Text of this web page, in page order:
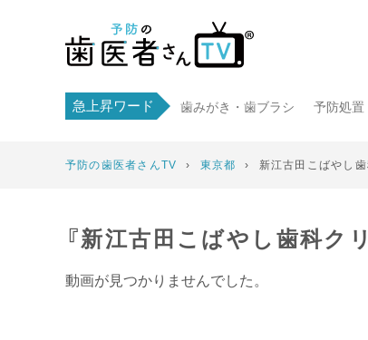
急上昇ワード 歯みがき・歯ブラシ 予防処置
予防の歯医者さんTV › 東京都 › 新江古田こばやし
『新江古田こばやし歯科ク
動画が見つかりませんでした。